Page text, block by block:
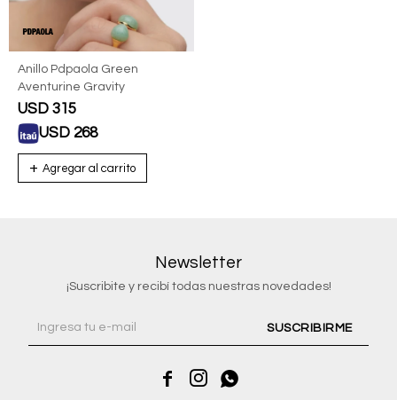
Anillo Pdpaola Green
Aventurine Gravity
USD 315
USD 268
Newsletter
¡Suscribite y recibí todas nuestras novedades!
SUSCRIBIRME
  